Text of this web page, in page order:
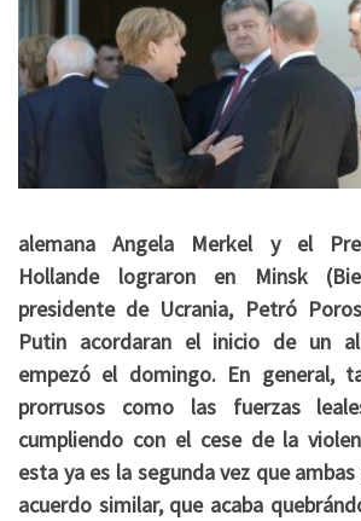
alemana Angela Merkel y el
Hollande lograron en Minsk
presidente de Ucrania, Petró
Putin acordaran el inicio de un
empezó el domingo. En general,
prorrusos como las fuerzas
cumpliendo con el cese de la
esta ya es la segunda vez que
acuerdo similar, que acaba